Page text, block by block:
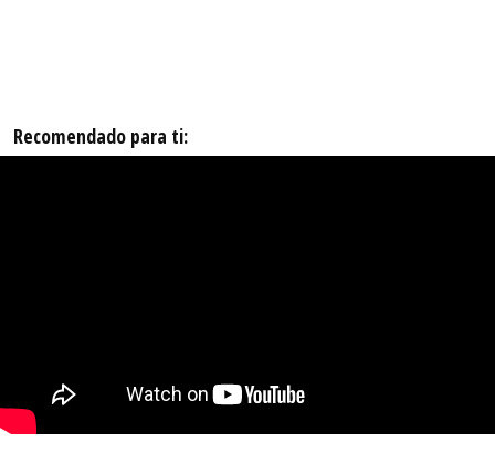
Recomendado para ti: